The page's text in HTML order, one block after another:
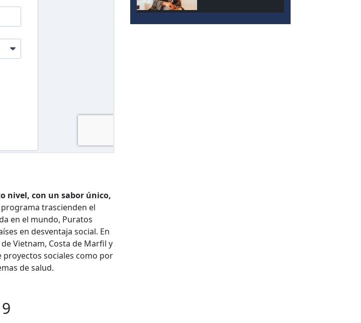
nivel, con un sabor único,
trascienden el
en el mundo, Puratos
en desventaja social. En
Vietnam, Costa de Marfil y
proyectos sociales como por
de salud.